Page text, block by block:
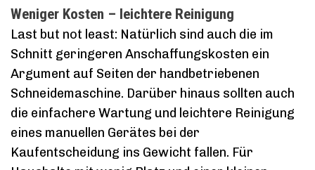
Weniger Kosten – leichtere Reinigung
Last but not least: Natürlich sind auch die im
Schnitt geringeren Anschaffungskosten ein
Argument auf Seiten der handbetriebenen
Schneidemaschine. Darüber hinaus sollten auch
die einfachere Wartung und leichtere Reinigung
eines manuellen Gerätes bei der
Kaufentscheidung ins Gewicht fallen. Für